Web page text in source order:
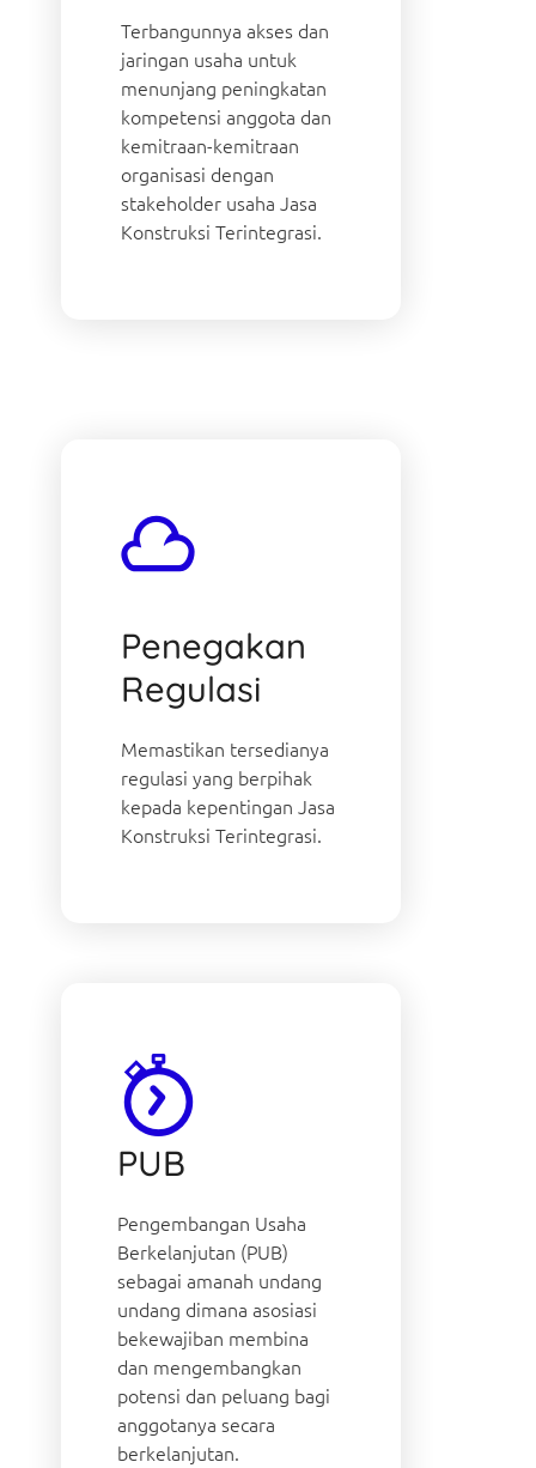
Terbangunnya akses dan
jaringan usaha untuk
menunjang peningkatan
kompetensi anggota dan
kemitraan-kemitraan
organisasi dengan
stakeholder usaha Jasa
Konstruksi Terintegrasi.
Penegakan
Regulasi
Memastikan tersedianya
regulasi yang berpihak
kepada kepentingan Jasa
Konstruksi Terintegrasi.
PUB
Pengembangan Usaha
Berkelanjutan (PUB)
sebagai amanah undang
undang dimana asosiasi
bekewajiban membina
dan mengembangkan
potensi dan peluang bagi
anggotanya secara
berkelanjutan.